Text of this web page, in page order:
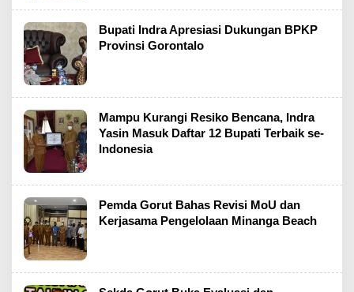
Bupati Indra Apresiasi Dukungan BPKP
Provinsi Gorontalo
Mampu Kurangi Resiko Bencana, Indra
Yasin Masuk Daftar 12 Bupati Terbaik se-
Indonesia
Pemda Gorut Bahas Revisi MoU dan
Kerjasama Pengelolaan Minanga Beach